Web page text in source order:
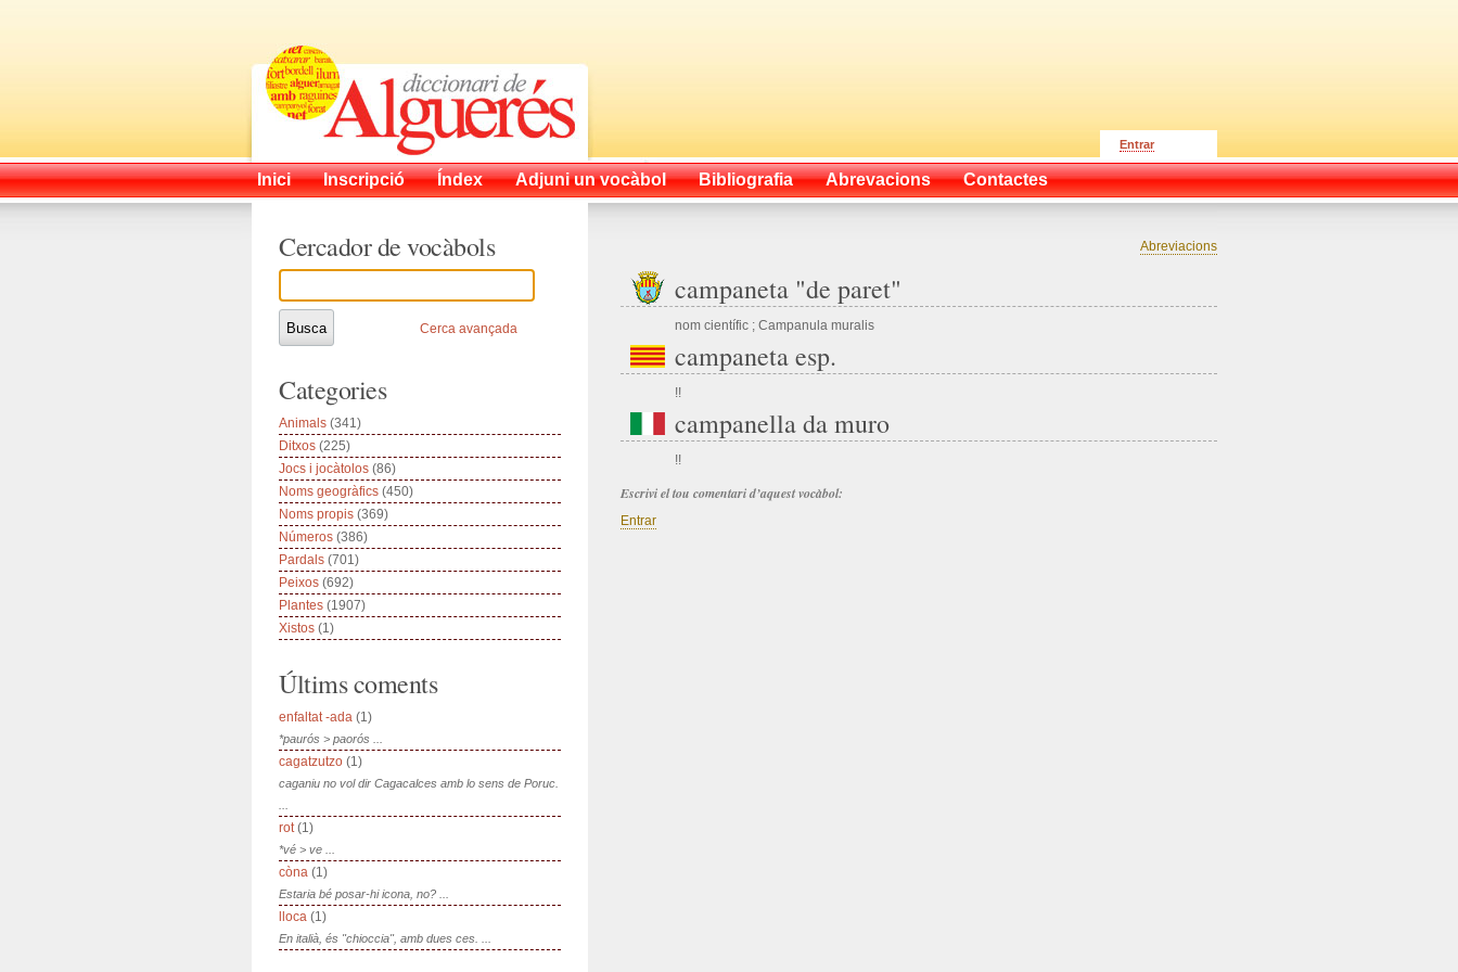
Entrar
Inici Inscripció Índex Adjuni un vocàbol Bibliografia Abrevacions Contactes
Abreviacions
campaneta "de paret"
nom científic ; Campanula muralis
campaneta esp.
!!
campanella da muro
!!
Escrivi el tou comentari d’aquest vocàbol:
Entrar
Cercador de vocàbols
Cerca avançada
Categories
Animals (341)
Ditxos (225)
Jocs i jocàtolos (86)
Noms geogràfics (450)
Noms propis (369)
Números (386)
Pardals (701)
Peixos (692)
Plantes (1907)
Xistos (1)
Últims coments
enfaltat -ada (1)
*paurós > paorós ...
cagatzutzo (1)
caganiu no vol dir Cagacalces amb lo sens de Poruc.
rot(1)
*vé > ve ...
còna (1)
Estaria bé posar-hi icona, no? ...
lloca (1)
En italià, és "chioccia", amb dues ces. ...